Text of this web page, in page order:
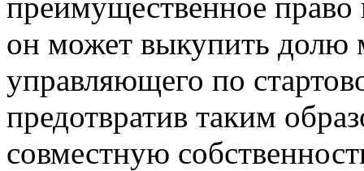
он может выкупить долю
управляющего по
предотвратив таким
совместную